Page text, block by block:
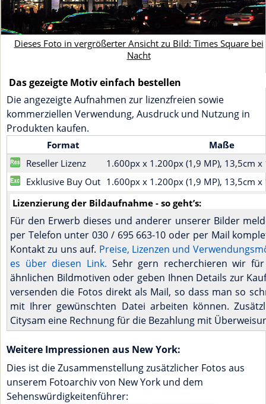
Dieses Foto in vergrößerter Ansicht zu Bild: Times Square bei
Nacht
Das gezeigte Motiv einfach bestellen
Die angezeigte Aufnahmen zur lizenzfreien sowie
kommerziellen Verwendung, Ausdruck und Nutzung in
Produkten kaufen.
Format
Maße
Reseller Lizenz
1.600px x 1.200px (1,9 MP), 13,5cm
Exklusive Buy Out 1.600px x 1.200px (1,9 MP), 13,5cm
Lizenzierung der Bildaufnahme - so geht’s:
Für den Erwerb dieses und anderer unserer Bilder
per Telefon unter 030 / 695 663-10 oder per Mail
Kontakt zu uns auf. Preise, Lizenzen und
es über diesen Link. Sehr gern recherchieren wir
ähnlichen Bildmotiven oder geben Ihnen Details zur
versenden die Fotos direkt als Mail, so dass man so
mit Ihrer gewünschten Datei arbeiten können.
Citysam eine Rechnung für die Bezahlung mit
Weitere Impressionen aus New York:
Dies ist die Zusammenstellung zusätzlicher Fotos aus
unserem Fotoarchiv von New York und dem
Sehenswürdigkeitenführer: